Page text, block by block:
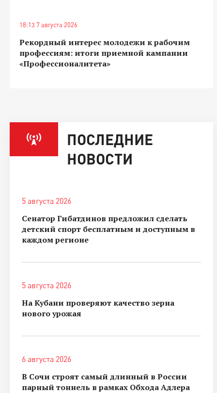
18:13 7 августа 2026
Рекордный интерес молодежи к рабочим
профессиям: итоги приемной кампании
«Профессионалитета»
ПОСЛЕДНИЕ
НОВОСТИ
5 августа 2026
Сенатор Гибатдинов предложил сделать
детский спорт бесплатным и доступным в
каждом регионе
5 августа 2026
На Кубани проверяют качество зерна
нового урожая
6 августа 2026
В Сочи строят самый длинный в России
парный тоннель в рамках Обхода Адлера